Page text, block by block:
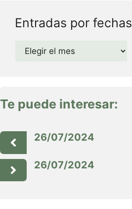
Entradas por fechas
Archivos
Te puede interesar:
26/07/2024
26/07/2024